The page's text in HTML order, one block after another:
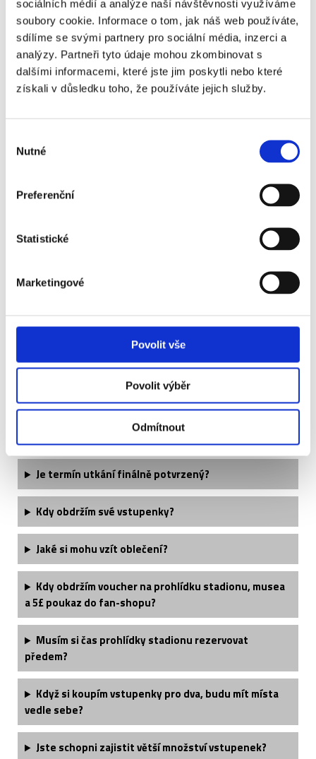
sociálních médií a analýze naší návštěvnosti využíváme
soubory cookie. Informace o tom, jak náš web používáte,
sdílíme se svými partnery pro sociální média, inzerci a
analýzy. Partneři tyto údaje mohou zkombinovat s
dalšími informacemi, které jste jim poskytli nebo které
získali v důsledku toho, že používáte jejich služby.
souhlasu
Nutné
Preferenční
Statistické
Marketingové
Povolit vše
Povolit výběr
Odmítnout
Aston Villa - popis vstupenek ↓
Vstupenka VIP Grounds obsahuje:
Vstupenka
Vstupenka
Často kladené otázky:
Musí být cestovní pas platný i nějakou dobu po
návratu z Velké Británie?
Postačí pro cestu do Velké Británie občanský
průkaz?
Potřebuji do Velké Británie vízum?
Je termín utkání finálně potvrzený?
Kdy obdržím své vstupenky?
Jaké si mohu vzít oblečení?
Kdy obdržím voucher na prohlídku stadionu, musea
a 5£ poukaz do fan-shopu?
Musím si čas prohlídky stadionu rezervovat
předem?
Když si koupím vstupenky pro dva, budu mít místa
vedle sebe?
Jste schopni zajistit větší množství vstupenek?